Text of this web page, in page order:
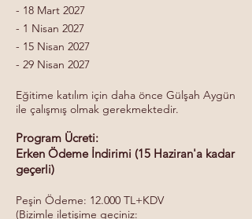
- 18 Mart 2027
- 1 Nisan 2027
- 15 Nisan 2027
- 29 Nisan 2027
Eğitime katılım için daha önce Gülşah Aygün
ile çalışmış olmak gerekmektedir.
Program Ücreti:
Erken Ödeme İndirimi (15 Haziran'a kadar
geçerli)
Peşin Ödeme: 12.000 TL+KDV
(Bizimle iletişime geçiniz: